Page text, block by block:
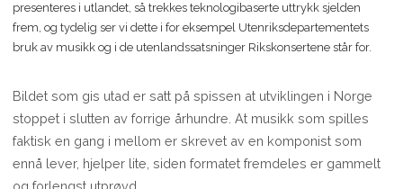
presenteres i utlandet, så trekkes teknologibaserte uttrykk sjelden
frem, og tydelig ser vi dette i for eksempel Utenriksdepartementets
bruk av musikk og i de utenlandssatsninger Rikskonsertene står for.
Bildet som gis utad er satt på spissen at utviklingen i Norge
stoppet i slutten av forrige århundre. At musikk som spilles
faktisk en gang i mellom er skrevet av en komponist som
ennå lever, hjelper lite, siden formatet fremdeles er gammelt
og forlengst utprøvd.